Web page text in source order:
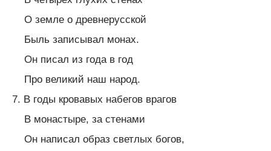
О земле о древнерусской
Быль записывал монах.
Он писал из года в год
Про великий наш народ.
7. В годы кровавых набегов врагов
В монастыре, за стенами
Он написал образ светлых богов,